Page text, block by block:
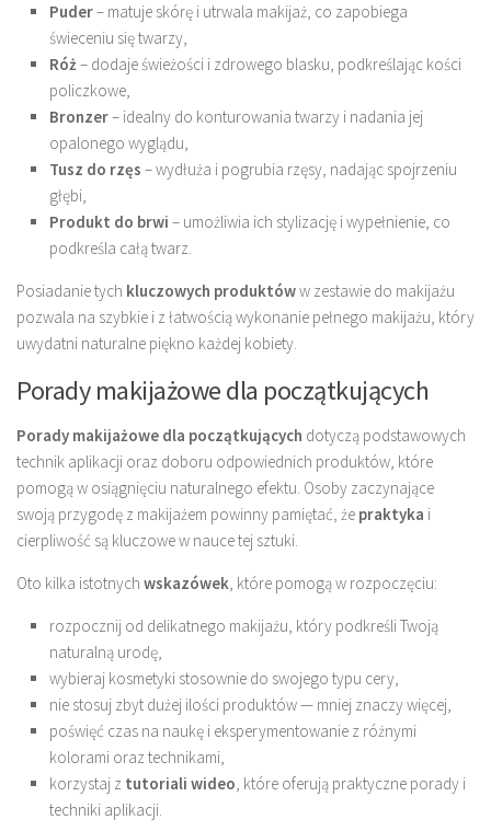
Puder– matuje skórę i utrwala makijaż, co zapobiega
świeceniu się twarzy,
Róż– dodaje świeżości i zdrowego blasku, podkreślając kości
policzkowe,
Bronzer– idealny do konturowania twarzy i nadania jej
opalonego wyglądu,
Tusz do rzęs – wydłuża i pogrubia rzęsy, nadając spojrzeniu
głębi,
Produkt do brwi – umożliwia ich stylizację i wypełnienie, co
podkreśla całą twarz.
Posiadanie tych kluczowych produktóww zestawie do makijażu
pozwala na szybkie i z łatwością wykonanie pełnego makijażu, który
uwydatni naturalne piękno każdej kobiety.
Porady makijażowe dla początkujących
Porady makijażowe dla początkujących dotyczą podstawowych
technik aplikacji oraz doboru odpowiednich produktów, które
pomogą w osiągnięciu naturalnego efektu. Osoby zaczynające
swoją przygodę z makijażem powinny pamiętać, że praktyka i
cierpliwość są kluczowe w nauce tej sztuki.
Oto kilka istotnych wskazówek, które pomogą w rozpoczęciu:
rozpocznij od delikatnego makijażu, który podkreśli Twoją
naturalną urodę,
wybieraj kosmetyki stosownie do swojego typu cery,
nie stosuj zbyt dużej ilości produktów — mniej znaczy więcej,
poświęć czas na naukę i eksperymentowanie z różnymi
kolorami oraz technikami,
korzystaj z tutoriali wideo, które oferują praktyczne porady i
techniki aplikacji.